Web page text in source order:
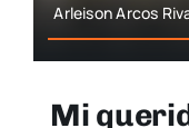
Arleison Arcos
Mi